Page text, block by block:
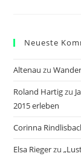
Neueste
Altenau zu
Roland Hartigzu
2015 erleben
Corinna
Elsa Riegerzu